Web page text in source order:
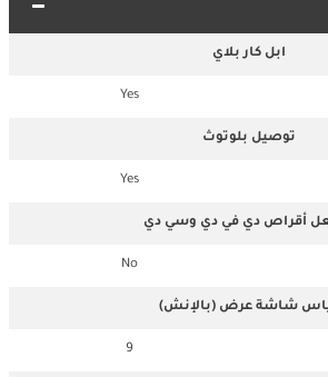
ابل كار بلاي
Yes
توصيل بلوتوث
Yes
أقراص دي في دي وسي دي
No
شاشة عرض (بالإنش)
9